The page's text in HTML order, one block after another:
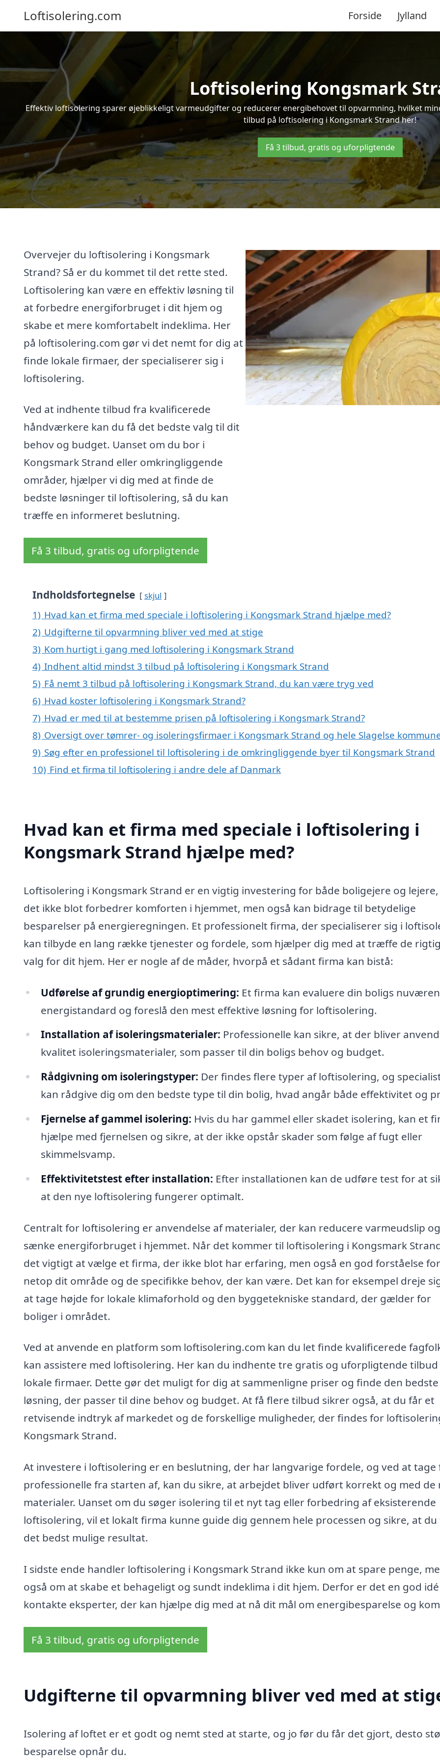
Loftisolering.com Forside Jylland
Loftisolering Kongsmark
Effektiv loftisolering sparer øjeblikkeligt varmeudgifter og reducerer energibehovet til opvarmning, hvilket
tilbud på loftisolering i Kongsmark Strand her!
Få 3 tilbud, gratis og uforpligtende
Overvejer du loftisolering i Kongsmark
Strand? Så er du kommet til det rette sted.
Loftisolering kan være en effektiv løsning til
at forbedre energiforbruget i dit hjem og
skabe et mere komfortabelt indeklima. Her
på loftisolering.com gør vi det nemt for dig at
finde lokale firmaer, der specialiserer sig i
loftisolering.
Ved at indhente tilbud fra kvalificerede
håndværkere kan du få det bedste valg til dit
behov og budget. Uanset om du bor i
Kongsmark Strand eller omkringliggende
områder, hjælper vi dig med at finde de
bedste løsninger til loftisolering, så du kan
træffe en informeret beslutning.
Få 3 tilbud, gratis og uforpligtende
Indholdsfortegnelse skjul
1) Hvad kan et firma med speciale i loftisolering i Kongsmark Strand hjælpe med?
2) Udgifterne til opvarmning bliver ved med at stige
3) Kom hurtigt i gang med loftisolering i Kongsmark Strand
4) Indhent altid mindst 3 tilbud på loftisolering i Kongsmark Strand
5) Få nemt 3 tilbud på loftisolering i Kongsmark Strand, du kan være tryg ved
6) Hvad koster loftisolering i Kongsmark Strand?
7) Hvad er med til at bestemme prisen på loftisolering i Kongsmark Strand?
8) Oversigt over tømrer- og isoleringsfirmaer i Kongsmark Strand og hele Slagelse
9) Søg efter en professionel til loftisolering i de omkringliggende byer til Kongsmark Strand
10) Find et firma til loftisolering i andre dele af Danmark
Hvad kan et firma med speciale i loftisolering i
Kongsmark Strand hjælpe med?
Loftisolering i Kongsmark Strand er en vigtig investering for både boligejere og
det ikke blot forbedrer komforten i hjemmet, men også kan bidrage til betydelige
besparelser på energieregningen. Et professionelt firma, der specialiserer sig i
kan tilbyde en lang række tjenester og fordele, som hjælper dig med at træffe de
valg for dit hjem. Her er nogle af de måder, hvorpå et sådant firma kan bistå:
Udførelse af grundig energioptimering: Et firma kan evaluere din boligs
energistandard og foreslå den mest effektive løsning for loftisolering.
Installation af isoleringsmaterialer: Professionelle kan sikre, at der bliver
kvalitet isoleringsmaterialer, som passer til din boligs behov og budget.
Rådgivning om isoleringstyper: Der findes flere typer af loftisolering, og
kan rådgive dig om den bedste type til din bolig, hvad angår både effektivitet og
Fjernelse af gammel isolering: Hvis du har gammel eller skadet isolering, kan et
hjælpe med fjernelsen og sikre, at der ikke opstår skader som følge af fugt eller
skimmelsvamp.
Effektivitetstest efter installation: Efter installationen kan de udføre test for at
at den nye loftisolering fungerer optimalt.
Centralt for loftisolering er anvendelse af materialer, der kan reducere varmeudslip og
sænke energiforbruget i hjemmet. Når det kommer til loftisolering i Kongsmark
det vigtigt at vælge et firma, der ikke blot har erfaring, men også en god forståelse for
netop dit område og de specifikke behov, der kan være. Det kan for eksempel dreje
at tage højde for lokale klimaforhold og den byggetekniske standard, der gælder for
boliger i området.
Ved at anvende en platform som loftisolering.com kan du let finde kvalificerede
kan assistere med loftisolering. Her kan du indhente tre gratis og uforpligtende
lokale firmaer. Dette gør det muligt for dig at sammenligne priser og finde den bedste
løsning, der passer til dine behov og budget. At få flere tilbud sikrer også, at du får et
retvisende indtryk af markedet og de forskellige muligheder, der findes for
Kongsmark Strand.
At investere i loftisolering er en beslutning, der har langvarige fordele, og ved at tage
professionelle fra starten af, kan du sikre, at arbejdet bliver udført korrekt og med de
materialer. Uanset om du søger isolering til et nyt tag eller forbedring af eksisterende
loftisolering, vil et lokalt firma kunne guide dig gennem hele processen og sikre, at
det bedst mulige resultat.
I sidste ende handler loftisolering i Kongsmark Strand ikke kun om at spare penge,
også om at skabe et behageligt og sundt indeklima i dit hjem. Derfor er det en god
kontakte eksperter, der kan hjælpe dig med at nå dit mål om energibesparelse og
Få 3 tilbud, gratis og uforpligtende
Udgifterne til opvarmning bliver ved med at
Isolering af loftet er et godt og nemt sted at starte, og jo før du får det gjort, desto
besparelse opnår du.